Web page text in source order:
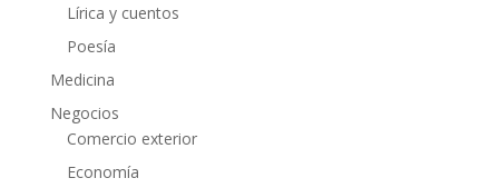
Lírica y cuentos
Poesía
Medicina
Negocios
Comercio exterior
Economía